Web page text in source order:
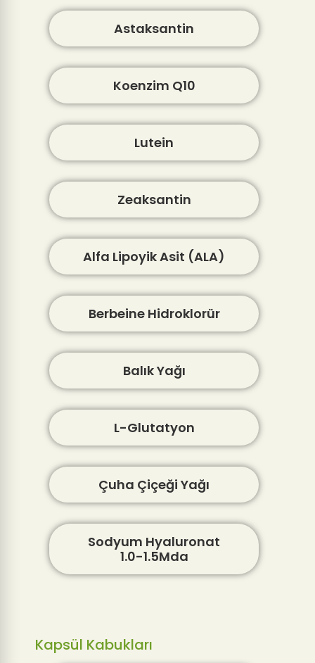
Astaksantin
Koenzim Q10
Lutein
Zeaksantin
Alfa Lipoyik Asit (ALA)
Berbeine Hidroklorür
Balık Yağı
L-Glutatyon
Çuha Çiçeği Yağı
Sodyum Hyaluronat
1.0-1.5Mda
Kapsül Kabukları